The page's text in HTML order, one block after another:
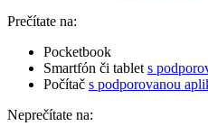
Prečítate na:
Pocketbook
Smartfón či tablet s
Počítač s podporovanou
Neprečítate na: